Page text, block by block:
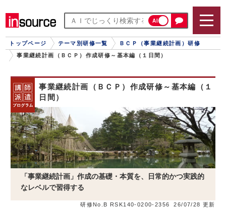
AI
トップページ テーマ別研修一覧
ＢＣＰ（事業継続計画）研修
事業継続計画（ＢＣＰ）作成研修～基本編（１日間）
事業継続計画（ＢＣＰ）作成研修～基本編（１
日間）
「事業継続計画」作成の基礎・本質を、日常的かつ実践的
なレベルで習得する
研修No.B RSK140-0200-2356 26/07/28 更新